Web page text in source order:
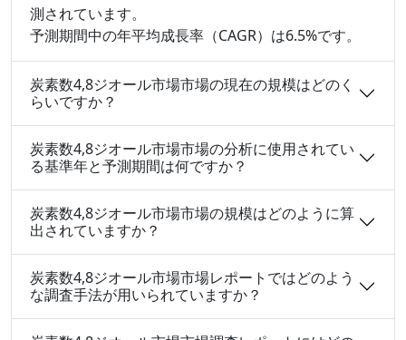
測されています。
予測期間中の年平均成長率（CAGR）は6.5%です。
炭素数4,8ジオール市場市場の現在の規模はどのく
らいですか？
炭素数4,8ジオール市場市場の分析に使用されてい
る基準年と予測期間は何ですか？
炭素数4,8ジオール市場市場の規模はどのように算
出されていますか？
炭素数4,8ジオール市場市場レポートではどのよう
な調査手法が用いられていますか？